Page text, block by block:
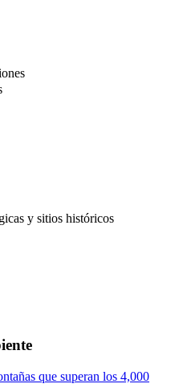
y sitios históricos
que superan los 4,000